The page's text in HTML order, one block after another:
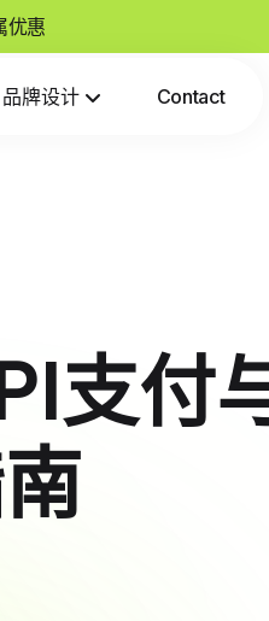
优惠
品牌设计 Contact
支付